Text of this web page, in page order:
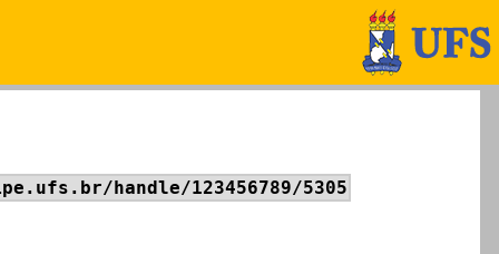
handle/123456789/5305